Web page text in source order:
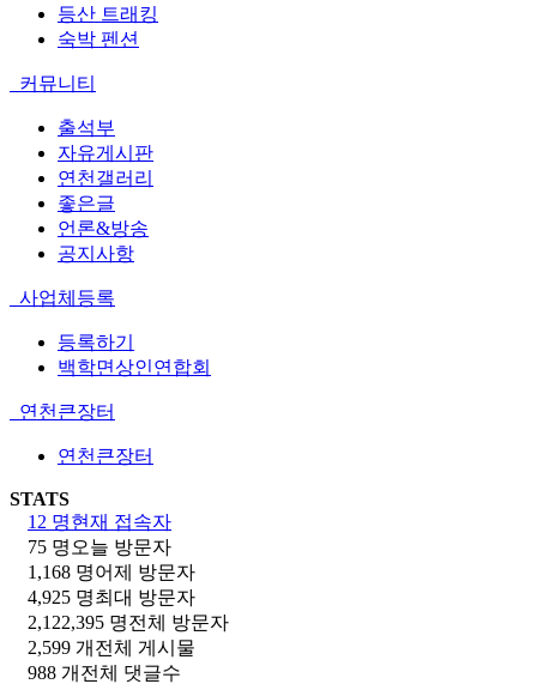
등산 트래킹
숙박 펜션
커뮤니티
출석부
자유게시판
연천갤러리
좋은글
언론&방송
공지사항
사업체등록
등록하기
백학면상인연합회
연천큰장터
연천큰장터
STATS
12 명현재 접속자
75 명 오늘 방문자
1,168 명어제 방문자
4,925 명최대 방문자
2,122,395 명전체 방문자
2,599 개 전체 게시물
988 개 전체 댓글수